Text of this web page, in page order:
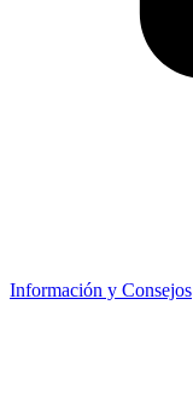
Información y Consejos